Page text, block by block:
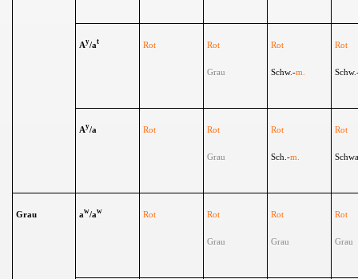
Ay/at Rot Rot
Grau
Rot
Schw.-m.
Rot
Ay/a Rot Rot
Grau
Rot
Sch.-m.
Rot
Grau aw/aw Rot Rot
Grau
Rot
Grau
Rot
Grau